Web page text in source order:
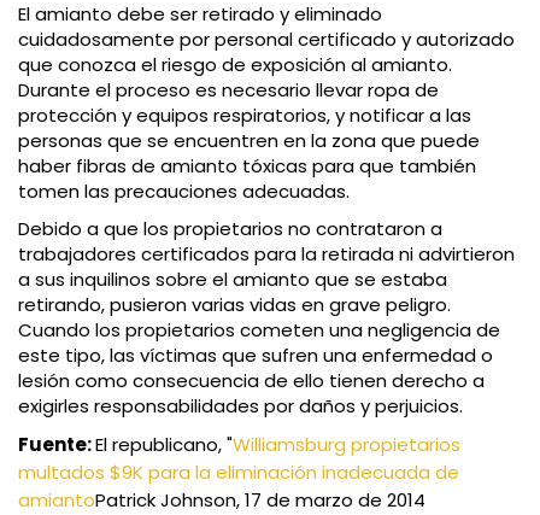
El amianto debe ser retirado y eliminado
cuidadosamente por personal certificado y autorizado
que conozca el riesgo de exposición al amianto.
Durante el proceso es necesario llevar ropa de
protección y equipos respiratorios, y notificar a las
personas que se encuentren en la zona que puede
haber fibras de amianto tóxicas para que también
tomen las precauciones adecuadas.
Debido a que los propietarios no contrataron a
trabajadores certificados para la retirada ni advirtieron
a sus inquilinos sobre el amianto que se estaba
retirando, pusieron varias vidas en grave peligro.
Cuando los propietarios cometen una negligencia de
este tipo, las víctimas que sufren una enfermedad o
lesión como consecuencia de ello tienen derecho a
exigirles responsabilidades por daños y perjuicios.
Fuente:El republicano, "Williamsburg propietarios
multados $9K para la eliminación inadecuada de
amiantoPatrick Johnson, 17 de marzo de 2014